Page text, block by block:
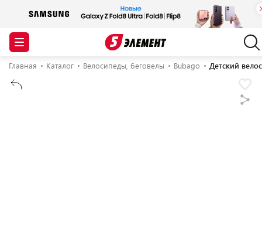
Главная Каталог Велосипеды, беговелы Bubago Детский